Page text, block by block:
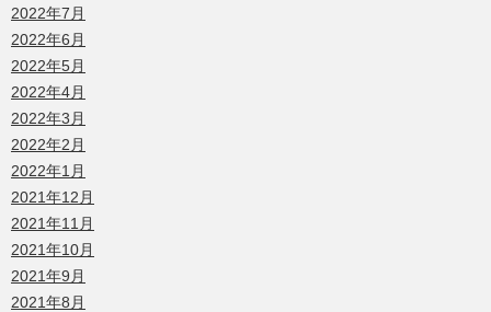
2022年7月
2022年6月
2022年5月
2022年4月
2022年3月
2022年2月
2022年1月
2021年12月
2021年11月
2021年10月
2021年9月
2021年8月